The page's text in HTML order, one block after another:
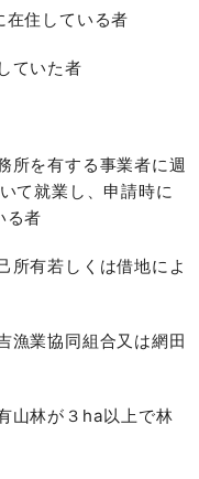
在住している者
ていた者
所を有する事業者に週
て就業し、申請時に
る者
所有若しくは借地によ
漁業協同組合又は網田
山林が３ha以上で林